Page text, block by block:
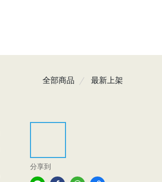
全部商品 最新上架
分享到